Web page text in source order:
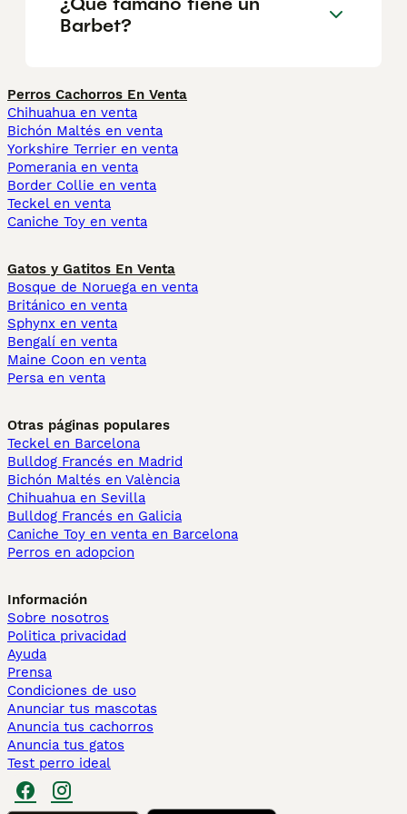
Barbet?
Perros Cachorros En Venta
Chihuahua en venta
Bichón Maltés en venta
Yorkshire Terrier en venta
Pomerania en venta
Border Collie en venta
Teckel en venta
Caniche Toy en venta
Gatos y Gatitos En Venta
Bosque de Noruega en venta
Británico en venta
Sphynx en venta
Bengalí en venta
Maine Coon en venta
Persa en venta
Otras páginas populares
Teckel en Barcelona
Bulldog Francés en Madrid
Bichón Maltés en València
Chihuahua en Sevilla
Bulldog Francés en Galicia
Caniche Toy en venta en Barcelona
Perros en adopcion
Información
Sobre nosotros
Politica privacidad
Ayuda
Prensa
Condiciones de uso
Anunciar tus mascotas
Anuncia tus cachorros
Anuncia tus gatos
Test perro ideal